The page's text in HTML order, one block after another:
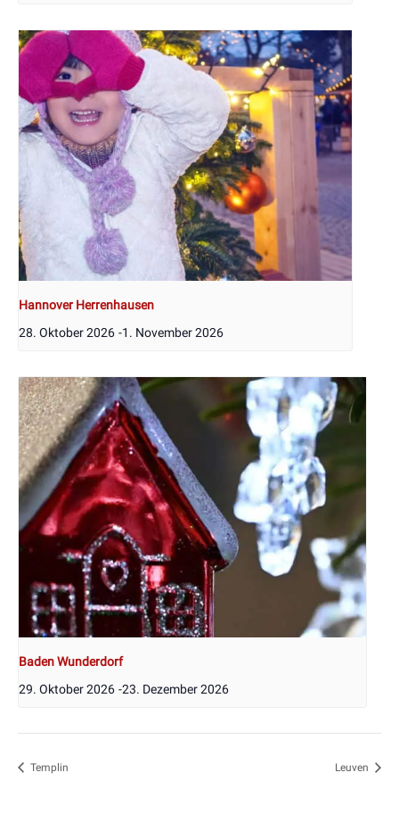
Hannover Herrenhausen
28. Oktober 2026 -1. November 2026
Baden Wunderdorf
29. Oktober 2026 -23. Dezember 2026
Templin Leuven